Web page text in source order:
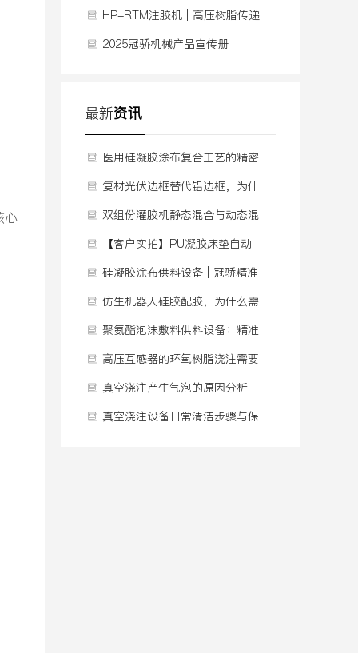
心
实体娃娃的核心设备
HP-RTM注胶机 | 高压树脂传递
模塑解决方案
2025冠骄机械产品宣传册
最新资讯
医用硅凝胶涂布复合工艺的精密
供料技术
复材光伏边框替代铝边框，为什
么越来越多人选择它
双组份灌胶机静态混合与动态混
合的区别
【客户实拍】PU凝胶床垫自动
灌胶，如何用自动化根治“厚薄
病”？
硅凝胶涂布供料设备 | 冠骄精准
配比连续供料系统
仿生机器人硅胶配胶，为什么需
要一套专门的供料系统？
聚氨酯泡沫敷料供料设备：精准
温控与计量方案
高压互感器的环氧树脂浇注需要
在真空条件下完成吗
真空浇注产生气泡的原因分析
真空浇注设备日常清洁步骤与保